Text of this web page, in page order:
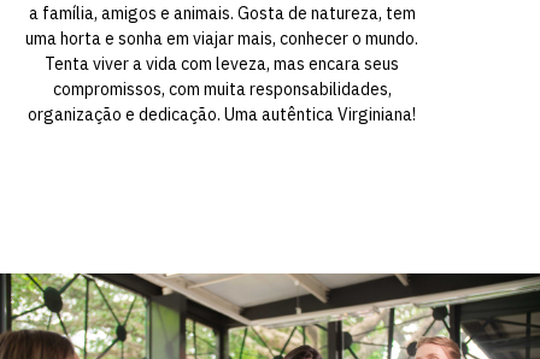
a família, amigos e animais. Gosta de natureza, tem
uma horta e sonha em viajar mais, conhecer o mundo.
Tenta viver a vida com leveza, mas encara seus
compromissos, com muita responsabilidades,
organização e dedicação. Uma autêntica Virginiana!